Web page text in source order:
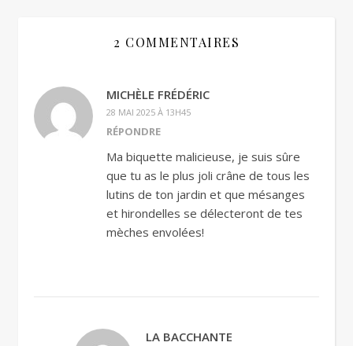
2 COMMENTAIRES
MICHÈLE FRÉDÉRIC
28 MAI 2025 À 13H45
RÉPONDRE
Ma biquette malicieuse, je suis sûre
que tu as le plus joli crâne de tous les
lutins de ton jardin et que mésanges
et hirondelles se délecteront de tes
mèches envolées!
LA BACCHANTE